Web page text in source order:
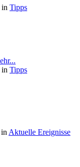
Tipps
Tipps
Aktuelle Ereignisse